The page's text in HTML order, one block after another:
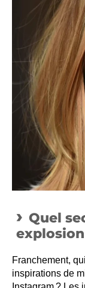
Quel
Franchement,
inspirations de